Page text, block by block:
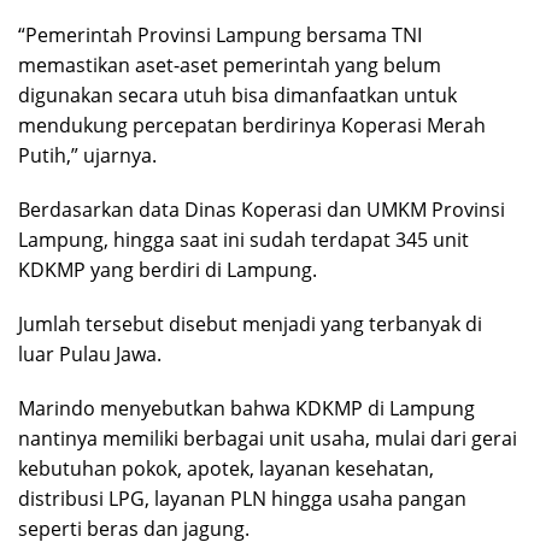
“Pemerintah Provinsi Lampung bersama TNI
memastikan aset-aset pemerintah yang belum
digunakan secara utuh bisa dimanfaatkan untuk
mendukung percepatan berdirinya Koperasi Merah
Putih,” ujarnya.
Berdasarkan data Dinas Koperasi dan UMKM Provinsi
Lampung, hingga saat ini sudah terdapat 345 unit
KDKMP yang berdiri di Lampung.
Jumlah tersebut disebut menjadi yang terbanyak di
luar Pulau Jawa.
Marindo menyebutkan bahwa KDKMP di Lampung
nantinya memiliki berbagai unit usaha, mulai dari gerai
kebutuhan pokok, apotek, layanan kesehatan,
distribusi LPG, layanan PLN hingga usaha pangan
seperti beras dan jagung.